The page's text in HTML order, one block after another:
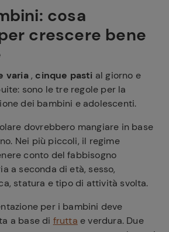
cosa
crescere bene
varia, cinque pasti al giorno e
sono le tre regole per la
dei bambini e adolescenti.
dovrebbero mangiare in base
Nei più piccoli, il regime
conto del fabbisogno
a seconda di età, sesso,
statura e tipo di attività svolta.
per i bambini deve
a base di frutta e verdura. Due